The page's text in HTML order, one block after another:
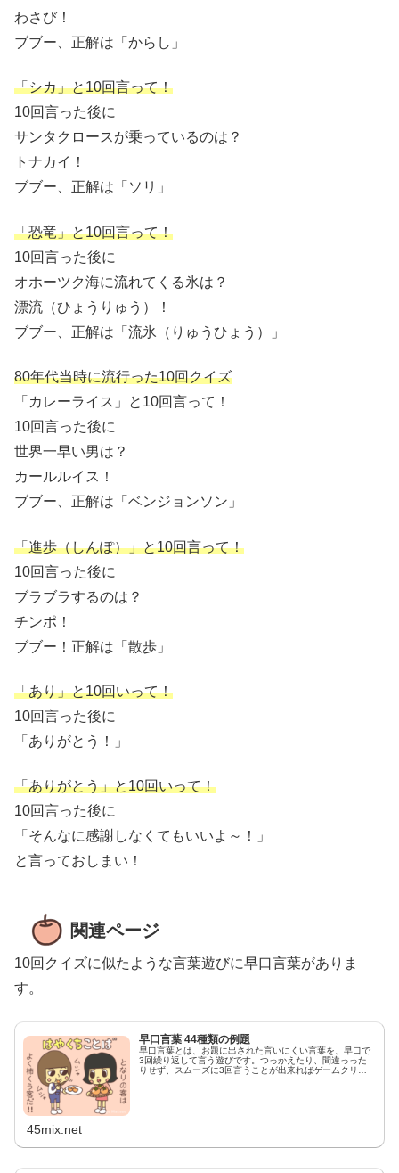
わさび！
ブブー、正解は「からし」
「シカ」と10回言って！
10回言った後に
サンタクロースが乗っているのは？
トナカイ！
ブブー、正解は「ソリ」
「恐竜」と10回言って！
10回言った後に
オホーツク海に流れてくる氷は？
漂流（ひょうりゅう）！
ブブー、正解は「流氷（りゅうひょう）」
80年代当時に流行った10回クイズ
「カレーライス」と10回言って！
10回言った後に
世界一早い男は？
カールルイス！
ブブー、正解は「ベンジョンソン」
「進歩（しんぽ）」と10回言って！
10回言った後に
ブラブラするのは？
チンポ！
ブブー！正解は「散歩」
「あり」と10回いって！
10回言った後に
「ありがとう！」
「ありがとう」と10回いって！
10回言った後に
「そんなに感謝しなくてもいいよ～！」
と言っておしまい！
関連ページ
10回クイズに似たような言葉遊びに早口言葉がありま
す。
早口言葉 44種類の例題
早口言葉とは、お題に出された言いにくい言葉を、早口で
3回繰り返して言う遊びです。つっかえたり、間違っった
りせず、スムーズに3回言うことが出来ればゲームクリア
45mix.net